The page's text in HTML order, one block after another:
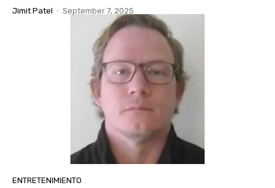
Jimit Patel - September 7, 2025
ENTRETENIMIENTO